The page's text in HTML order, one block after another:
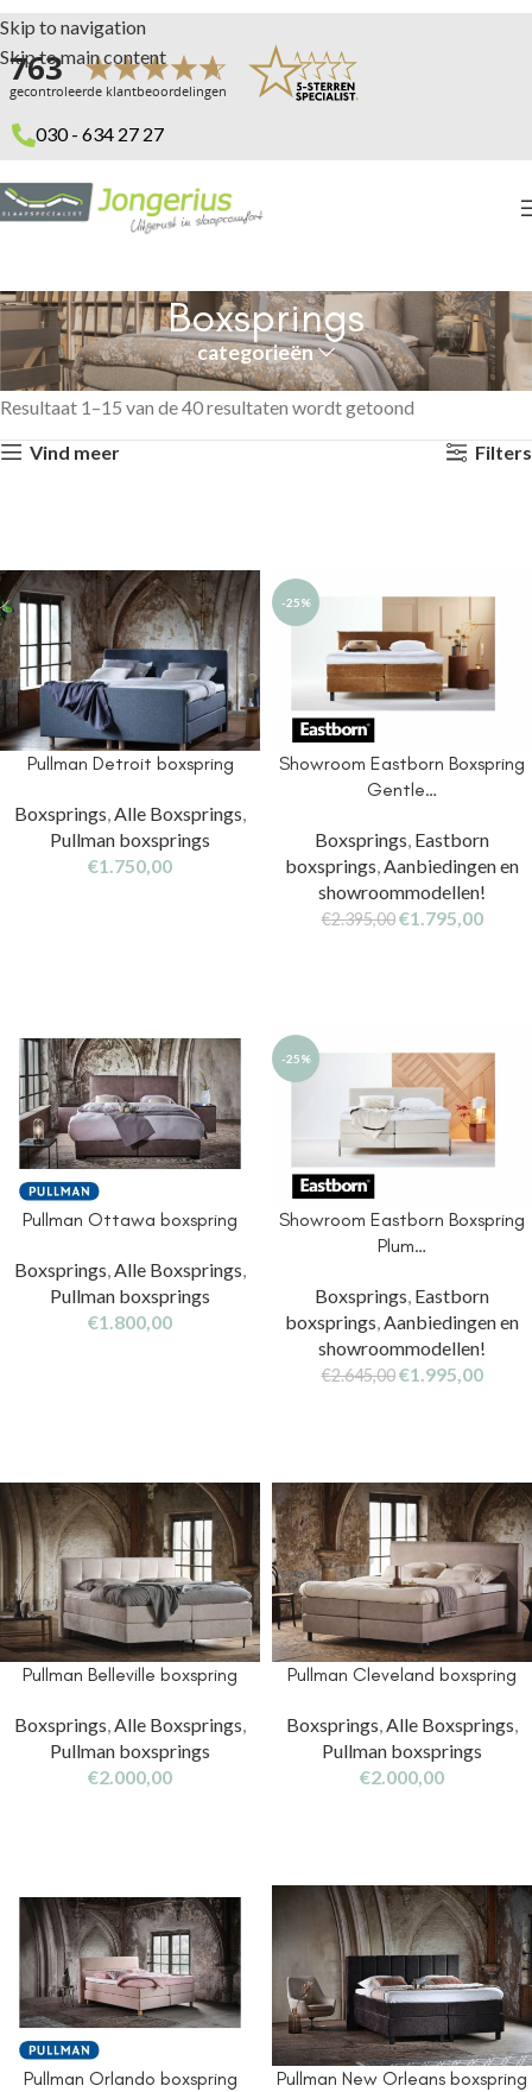
Skip to navigation
Skip to main content
030 - 634 27 27
Boxsprings
categorieën
Home
Boxsprings
Resultaat 1–15 van de 40 resultaten wordt getoond
Vind meer
Filters
Pullman Detroit boxspring
Boxsprings Alle Boxsprings
Pullman boxsprings
€1.750,00
-25%
Showroom Eastborn Boxspring
Gentle…
Boxsprings Eastborn
boxsprings Aanbiedingen en
showroommodellen!
€2.395,00 €1.795,00
Pullman Ottawa boxspring
Boxsprings Alle Boxsprings
Pullman boxsprings
€1.800,00
-25%
Showroom Eastborn Boxspring
Plum…
Boxsprings Eastborn
boxsprings Aanbiedingen en
showroommodellen!
€2.645,00 €1.995,00
Pullman Belleville boxspring
Boxsprings,Alle Boxsprings,
Pullman boxsprings
€2.000,00
Pullman Cleveland boxspring
Boxsprings,Alle Boxsprings,
Pullman boxsprings
€2.000,00
Pullman Orlando boxspring Pullman New Orleans boxspring